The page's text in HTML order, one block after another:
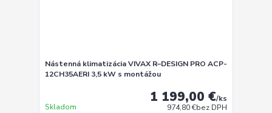
Nástenná klimatizácia VIVAX R–DESIGN PRO ACP-
12CH35AERI 3,5 kW s montážou
1 199,00 €/ks
974,80 €bez DPH
Skladom